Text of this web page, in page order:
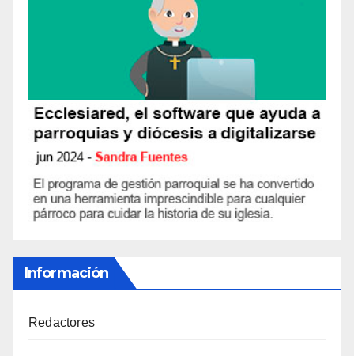
Información
Redactores